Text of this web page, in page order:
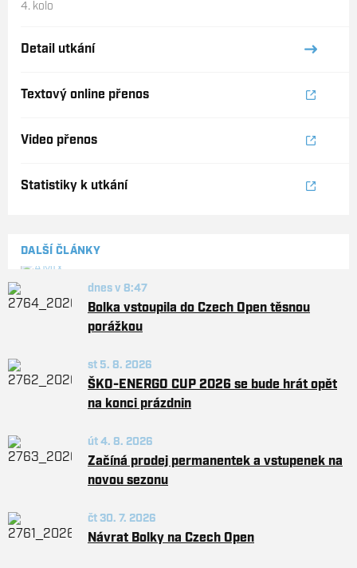
4. kolo
Detail utkání
Textový online přenos
Video přenos
Statistiky k utkání
DALŠÍ ČLÁNKY
dnes v 8:47
Bolka vstoupila do Czech Open těsnou
porážkou
st 5. 8. 2026
ŠKO-ENERGO CUP 2026 se bude hrát opět
na konci prázdnin
út 4. 8. 2026
Začíná prodej permanentek a vstupenek na
novou sezonu
čt 30. 7. 2026
Návrat Bolky na Czech Open